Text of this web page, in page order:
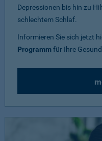
Depressionen bis hin zu
schlechtem Schlaf.
Informieren Sie sich jetzt
Programmfür Ihre